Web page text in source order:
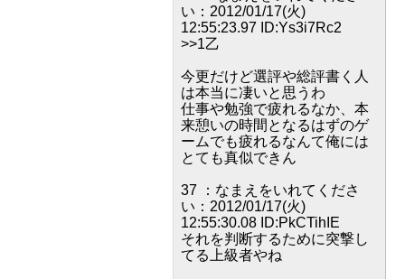
い：2012/01/17(火)
12:55:23.97 ID:Ys3i7Rc2
>>1乙
今更だけど選評や総評書く人
は本当に凄いと思うわ
仕事や勉強で疲れるなか、本
来憩いの時間となるはずのゲ
ームでも疲れるなんて俺には
とても真似できん
37 ：なまえをいれてくださ
い：2012/01/17(火)
12:55:30.08 ID:PkCTihIE
それを判断するために突撃し
てる上級者やね